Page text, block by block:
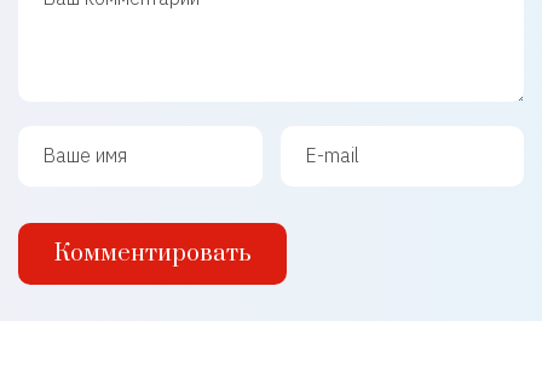
Комментировать